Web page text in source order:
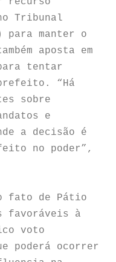
Tribunal
manter o
aposta em
tentar
“Há
sobre
e
a decisão é
no poder”,
fato de Pátio
favoráveis à
voto
poderá ocorrer